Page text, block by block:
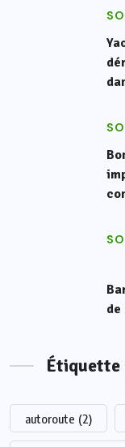
autoroute (2)